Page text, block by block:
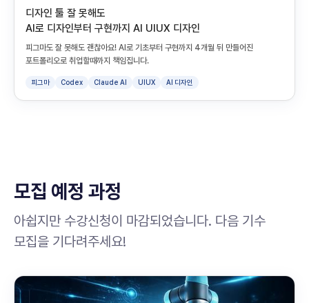
디자인 툴 잘 못해도
AI로 디자인부터 구현까지 AI UIUX 디자인
피그마도 잘 못해도 괜찮아요! AI로 기초부터 구현까지 4개월 뒤 만들어진
포트폴리오로 취업할때까지 책임집니다.
피그마 Codex Claude AI UIUX AI 디자인
모집 예정 과정
아쉽지만 수강신청이 마감되었습니다. 다음 기수
모집을 기다려주세요!